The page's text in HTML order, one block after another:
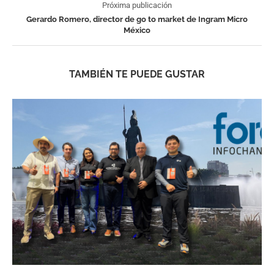
Próxima publicación
Gerardo Romero, director de go to market de Ingram Micro
México
TAMBIÉN TE PUEDE GUSTAR